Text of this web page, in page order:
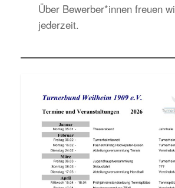
Über Bewerber*innen freuen
jederzeit.